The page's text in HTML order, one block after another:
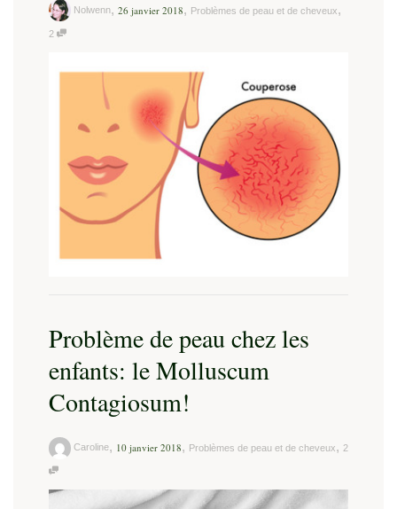
Nolwenn, 26 janvier 2018, Problèmes de peau et de cheveux,
2
Problème de peau chez les
enfants: le Molluscum
Contagiosum!
Caroline, 10 janvier 2018, Problèmes de peau et de cheveux, 2